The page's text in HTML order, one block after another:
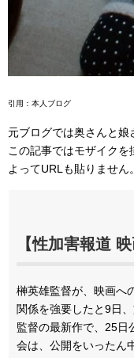
引用：本人ブログ
元ブログでは奥さんと娘
この記事ではモザイクを
よってURLも貼りません。
【性加害報道
榊英雄監督が、映画へ
関係を強要したと9日
監督の最新作で、25日
会は、公開をいったん